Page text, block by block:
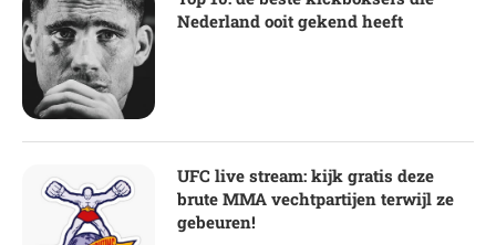
Nederland ooit gekend heeft
UFC live stream: kijk gratis deze
brute MMA vechtpartijen terwijl ze
gebeuren!